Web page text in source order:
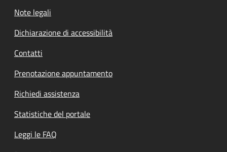
Note legali
Dichiarazione di accessibilità
Contatti
Prenotazione appuntamento
Richiedi assistenza
Statistiche del portale
Leggi le FAQ